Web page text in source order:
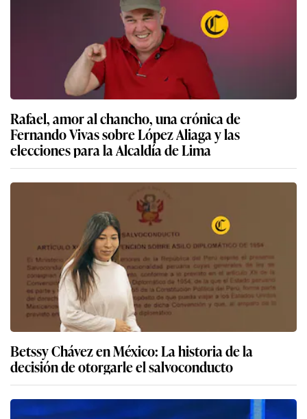
Rafael, amor al chancho, una crónica de
Fernando Vivas sobre López Aliaga y las
elecciones para la Alcaldía de Lima
Betssy Chávez en México: La historia de la
decisión de otorgarle el salvoconducto